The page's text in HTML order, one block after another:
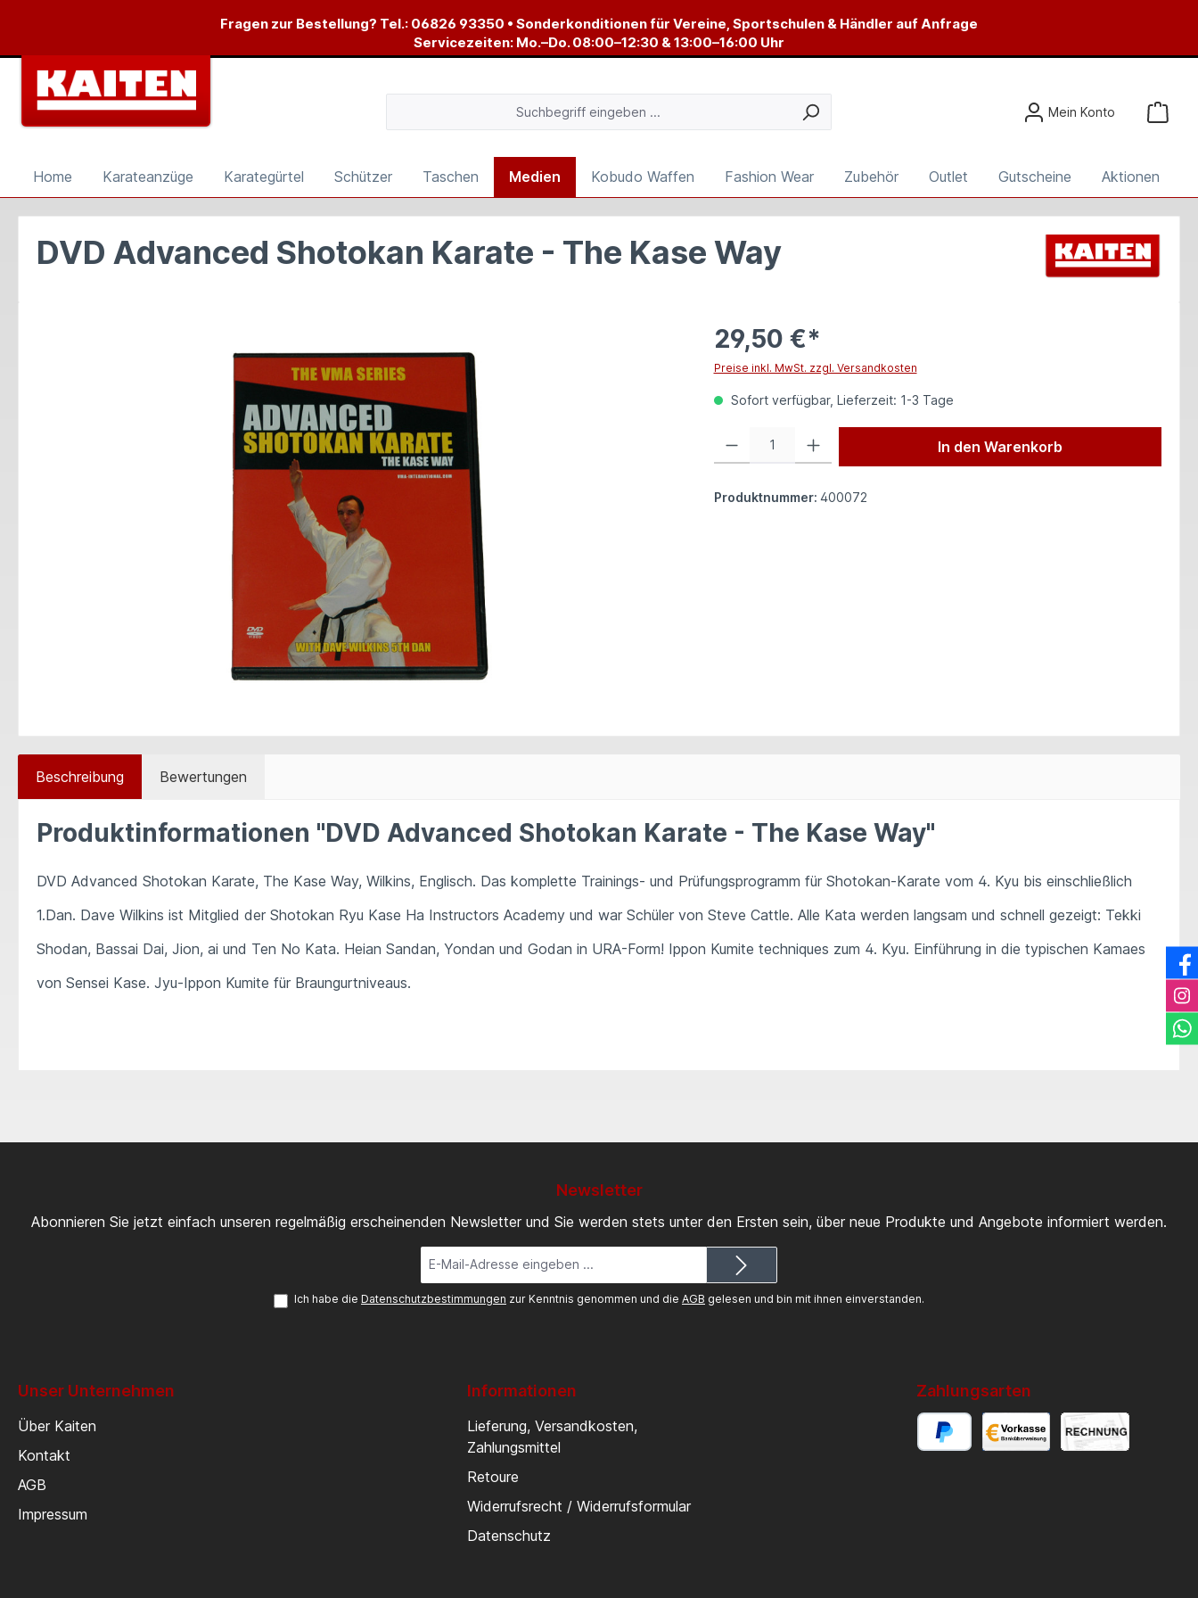
Zur Hauptnavigation springenFragen zur Bestellung? Tel.: 06826 93350 • Sonderkonditionen für Vereine, Sportschulen & Händler auf Anfrage
Servicezeiten: Mo.–Do. 08:00–12:30 & 13:00–16:00 Uhr
Mein Konto
Home Karateanzüge Karategürtel Schützer Taschen Medien Kobudo Waffen Fashion Wear Zubehör Outlet Gutscheine Aktionen
DVD Advanced Shotokan Karate - The Kase Way
29,50 €*
Preise inkl. MwSt. zzgl. Versandkosten
Sofort verfügbar, Lieferzeit: 1-3 Tage
In den Warenkorb
Produktnummer: 400072
Beschreibung Bewertungen
Produktinformationen "DVD Advanced Shotokan Karate - The Kase Way"
DVD Advanced Shotokan Karate, The Kase Way, Wilkins, Englisch. Das komplette Trainings- und Prüfungsprogramm für Shotokan-Karate vom 4. Kyu bis einschließlich
1.Dan. Dave Wilkins ist Mitglied der Shotokan Ryu Kase Ha Instructors Academy und war Schüler von Steve Cattle. Alle Kata werden langsam und schnell gezeigt: Tekki
Shodan, Bassai Dai, Jion, ai und Ten No Kata. Heian Sandan, Yondan und Godan in URA-Form! Ippon Kumite techniques zum 4. Kyu. Einführung in die typischen Kamaes
von Sensei Kase. Jyu-Ippon Kumite für Braungurtniveaus.
Newsletter
Abonnieren Sie jetzt einfach unseren regelmäßig erscheinenden Newsletter und Sie werden stets unter den Ersten sein, über neue Produkte und Angebote informiert werden.
Mail-
Adresse*
Ich habe die Datenschutzbestimmungen zur Kenntnis genommen und die AGB gelesen und bin mit ihnen einverstanden.
Unser Unternehmen
Über Kaiten
Kontakt
AGB
Impressum
Informationen
Lieferung, Versandkosten,
Zahlungsmittel
Retoure
Widerrufsrecht / Widerrufsformular
Datenschutz
Zahlungsarten